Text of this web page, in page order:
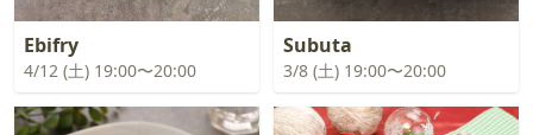
Ebifry
4/12 (土) 19:00〜20:00
Subuta
3/8 (土) 19:00〜20:00